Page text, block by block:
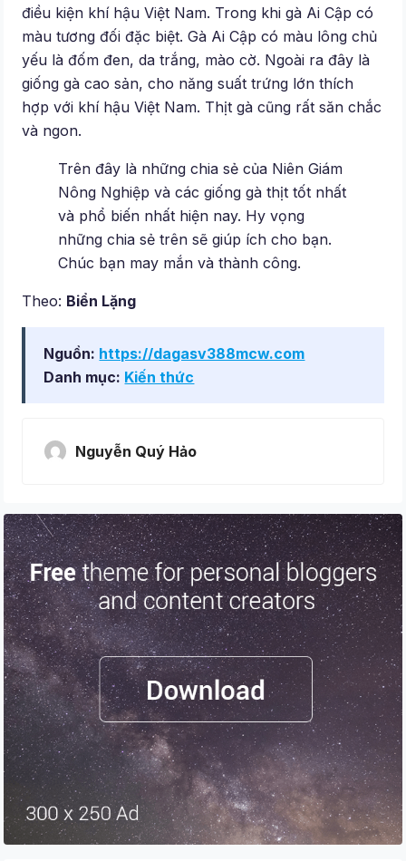
điều kiện khí hậu Việt Nam. Trong khi gà Ai Cập có
màu tương đối đặc biệt. Gà Ai Cập có màu lông chủ
yếu là đốm đen, da trắng, mào cờ. Ngoài ra đây là
giống gà cao sản, cho năng suất trứng lớn thích
hợp với khí hậu Việt Nam. Thịt gà cũng rất săn chắc
và ngon.
Trên đây là những chia sẻ của Niên Giám
Nông Nghiệp và các giống gà thịt tốt nhất
và phổ biến nhất hiện nay. Hy vọng
những chia sẻ trên sẽ giúp ích cho bạn.
Chúc bạn may mắn và thành công.
Theo: Biển Lặng
Nguồn: https://dagasv388mcw.com
Danh mục: Kiến thức
Nguyễn Quý Hảo